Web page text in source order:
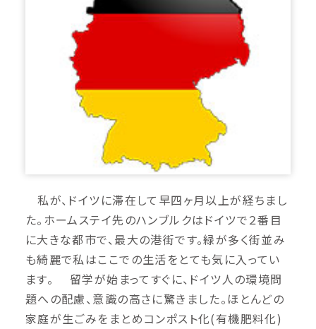
私が、ドイツに滞在して早四ヶ月以上が経ちまし
た。ホームステイ先のハンブルクはドイツで２番目
に大きな都市で、最大の港街です。緑が多く街並み
も綺麗で私はここでの生活をとても気に入ってい
ます。 留学が始まってすぐに、ドイツ人の環境問
題への配慮、意識の高さに驚きました。ほとんどの
家庭が生ごみをまとめコンポスト化(有機肥料化)